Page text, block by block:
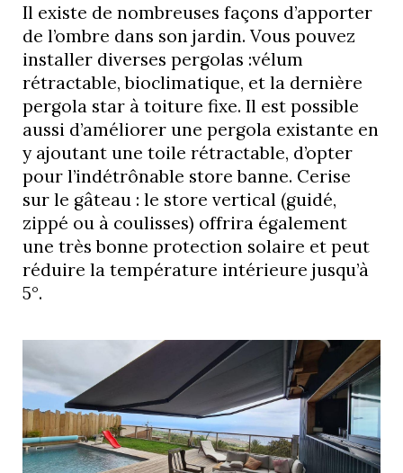
Il existe de nombreuses façons d’apporter
de l’ombre dans son jardin. Vous pouvez
installer diverses pergolas :vélum
rétractable, bioclimatique, et la dernière
pergola star à toiture fixe. Il est possible
aussi d’améliorer une pergola existante en
y ajoutant une toile rétractable, d’opter
pour l’indétrônable store banne. Cerise
sur le gâteau : le store vertical (guidé,
zippé ou à coulisses) offrira également
une très bonne protection solaire et peut
réduire la température intérieure jusqu’à
5°.